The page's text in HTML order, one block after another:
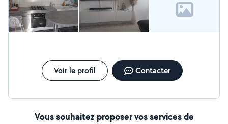
Voir le profil Contacter
Vous souhaitez proposer vos services de